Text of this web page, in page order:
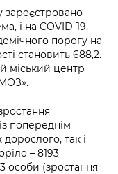
та
від
/
зареєстровано
і на COVID-19.
порогу на
становить 688,2.
міський центр
попереднім
так і
– 8193
особи (зростання